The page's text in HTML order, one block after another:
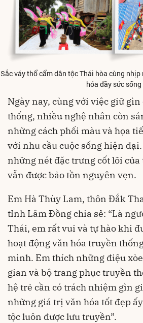
Sắc váy thổ cẩm dân tộc Thái hòa cùng
hóa đầy sức sống
Ngày nay, cùng với việc giữ
thống, nhiều nghệ nhân còn
những cách phối màu và họa
với nhu cầu cuộc sống hiện
những nét đặc trưng cốt lõi
vẫn được bảo tồn nguyên vẹn.
Em Hà Thùy Lam, thôn Đắk
tỉnh Lâm Đồng chia sẻ: “Là
Thái, em rất vui và tự hào khi
hoạt động văn hóa truyền
mình. Em thích những điệu
gian và bộ trang phục truyền
hệ trẻ cần có trách nhiệm gìn
những giá trị văn hóa tốt đẹp
tộc luôn được lưu truyền”.